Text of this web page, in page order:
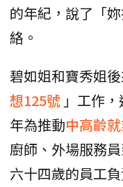
的年紀，說了「
絡。
碧如姐和寶秀姐
想125號 」工作
年為推動中高齡
廚師、外場服務
六十四歲的員工